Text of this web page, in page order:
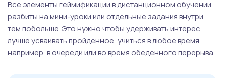
Все элементы геймификации в дистанционном обучении
разбиты на мини-уроки или отдельные задания внутри
тем побольше. Это нужно чтобы удерживать интерес,
лучше усваивать пройденное, учиться в любое время,
например, в очереди или во время обеденного перерыва.